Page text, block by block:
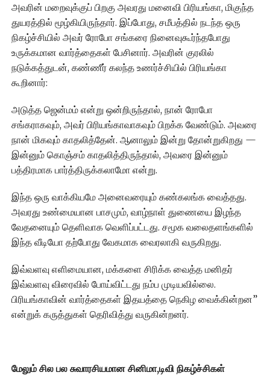
அவரின் மறைவுக்குப் பிறகு அவரது மனைவி பிரியங்கா, மிகுந்த
துயரத்தில் மூழ்கியிருந்தார். இப்போது, சமீபத்தில் நடந்த ஒரு
நிகழ்ச்சியில் அவர் ரோபோ சங்கரை நினைவுகூர்ந்தபோது
உருக்கமான வார்த்தைகள் பேசினார். அவரின் குரலில்
நடுக்கத்துடன், கண்ணீர் கலந்த உணர்ச்சியில் பிரியங்கா
கூறினார்:
அடுத்த ஜென்மம் என்று ஒன்றிருந்தால், நான் ரோபோ
சங்கராகவும், அவர் பிரியங்காவாகவும் பிறக்க வேண்டும். அவரை
நான் மிகவும் காதலித்தேன். ஆனாலும் இன்று தோன்றுகிறது —
இன்னும் கொஞ்சம் காதலித்திருந்தால், அவரை இன்னும்
பத்திரமாக பார்த்திருக்கலாமோ என்று.
இந்த ஒரு வாக்கியமே அனைவரையும் கண்கலங்க வைத்தது.
அவரது உண்மையான பாசமும், வாழ்நாள் துணையை இழந்த
வேதனையும் தெளிவாக வெளிப்பட்டது. சமூக வலைதளங்களில்
இந்த வீடியோ தற்போது வேகமாக வைரலாகி வருகிறது.
இவ்வளவு எளிமையான, மக்களை சிரிக்க வைத்த மனிதர்
இவ்வளவு விரைவில் போய்விட்டது நம்ப முடியவில்லை.
பிரியங்காவின் வார்த்தைகள் இதயத்தை நெகிழ வைக்கின்றன”
என்றுக் கருத்துகள் தெரிவித்து வருகின்றனர்.
மேலும் சில பல சுவாரசியமான சினிமா,டிவி நிகழ்ச்சிகள்